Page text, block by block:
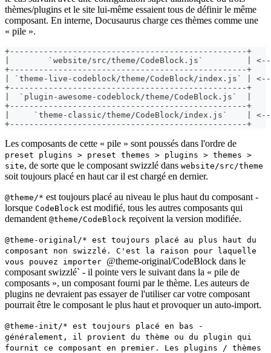
thèmes/plugins et le site lui-même essaient tous de définir le même
composant. En interne, Docusaurus charge ces thèmes comme une
« pile ».
+-------------------------------------------------+
|        `website/src/theme/CodeBlock.js`         | <--
+-------------------------------------------------+
| `theme-live-codeblock/theme/CodeBlock/index.js` |
+-------------------------------------------------+
|  `plugin-awesome-codeblock/theme/CodeBlock.js`  |
+-------------------------------------------------+
|     `theme-classic/theme/CodeBlock/index.js`    | <--
+-------------------------------------------------+
Les composants de cette « pile » sont poussés dans l'ordre de
preset plugins > preset themes > plugins > themes >
site, de sorte que le composant swizzlé dans website/src/theme
soit toujours placé en haut car il est chargé en dernier.
@theme/* est toujours placé au niveau le plus haut du composant -
lorsque CodeBlock est modifié, tous les autres composants qui
demandent @theme/CodeBlock reçoivent la version modifiée.
@theme-original/* est toujours placé au plus haut du
composant non swizzlé. C'est la raison pour laquelle
vous pouvez importer @theme-original/CodeBlock dans le
composant swizzlé` - il pointe vers le suivant dans la « pile de
composants », un composant fourni par le thème. Les auteurs de
plugins ne devraient pas essayer de l'utiliser car votre composant
pourrait être le composant le plus haut et provoquer un auto-import.
@theme-init/* est toujours placé en bas -
généralement, il provient du thème ou du plugin qui
fournit ce composant en premier. Les plugins / thèmes